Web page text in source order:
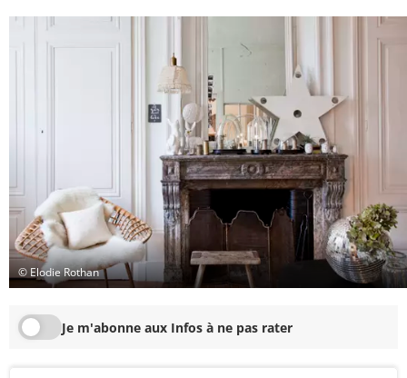
© Elodie Rothan
Je m'abonne aux Infos à ne pas rater